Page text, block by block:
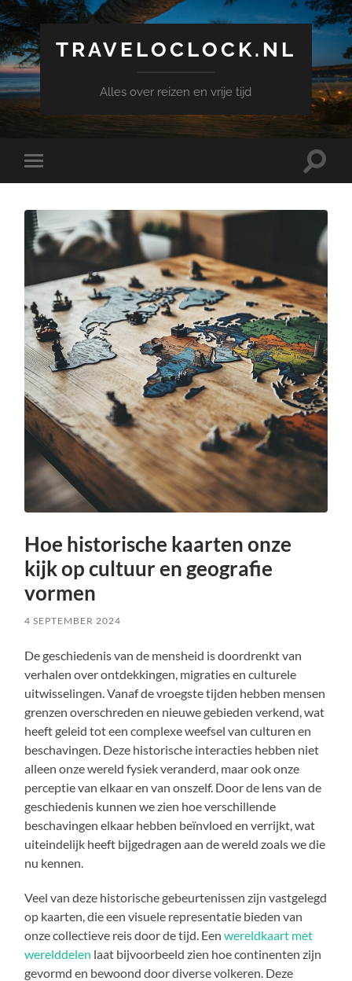
TRAVELOCLOCK.NL
Alles over reizen en vrije tijd
Toggle
mobile
Toggle
Hoe historische kaarten onze
kijk op cultuur en geografie
vormen
4 SEPTEMBER 2024
De geschiedenis van de mensheid is doordrenkt van
verhalen over ontdekkingen, migraties en culturele
uitwisselingen. Vanaf de vroegste tijden hebben mensen
grenzen overschreden en nieuwe gebieden verkend, wat
heeft geleid tot een complexe weefsel van culturen en
beschavingen. Deze historische interacties hebben niet
alleen onze wereld fysiek veranderd, maar ook onze
perceptie van elkaar en van onszelf. Door de lens van de
geschiedenis kunnen we zien hoe verschillende
beschavingen elkaar hebben beïnvloed en verrijkt, wat
uiteindelijk heeft bijgedragen aan de wereld zoals we die
nu kennen.
Veel van deze historische gebeurtenissen zijn vastgelegd
op kaarten, die een visuele representatie bieden van
onze collectieve reis door de tijd. Eenwereldkaart met
werelddelen laat bijvoorbeeld zien hoe continenten zijn
gevormd en bewoond door diverse volkeren. Deze